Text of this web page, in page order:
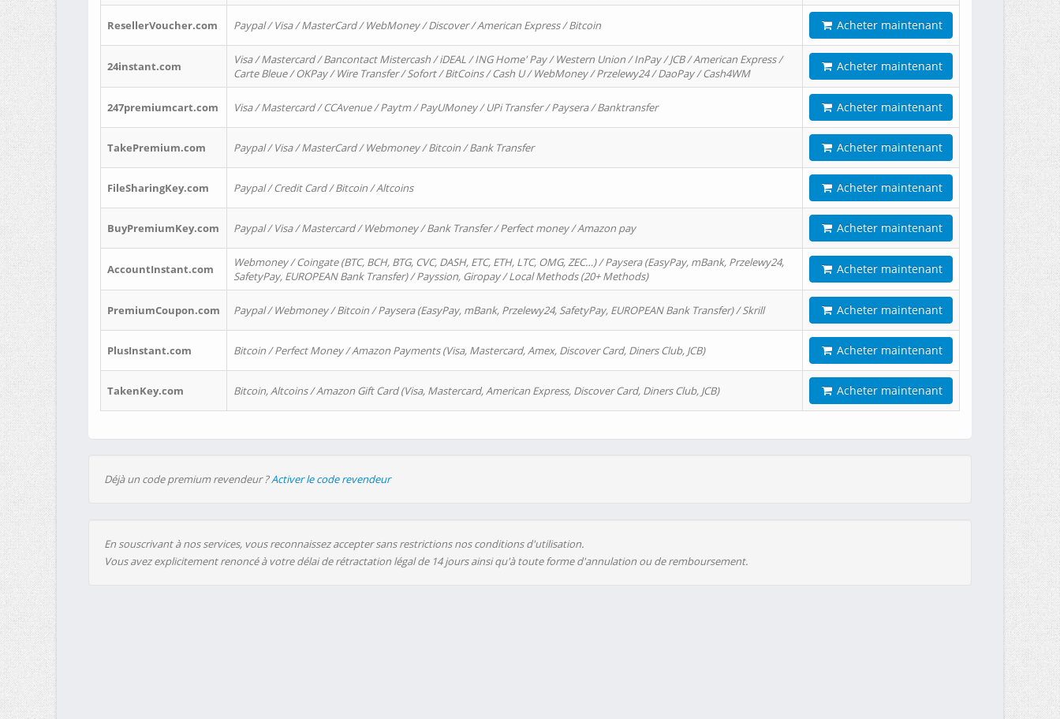
ResellerVoucher.com Paypal / Visa / MasterCard / WebMoney / Discover / American Express / Bitcoin Acheter maintenant
24instant.com
Visa / Mastercard / Bancontact Mistercash / iDEAL / ING Home' Pay / Western Union / InPay / JCB / American Express /
Carte Bleue / OKPay / Wire Transfer / Sofort / BitCoins / Cash U / WebMoney / Przelewy24 / DaoPay / Cash4WM
Acheter maintenant
247premiumcart.com Visa / Mastercard / CCAvenue / Paytm / PayUMoney / UPi Transfer / Paysera / Banktransfer Acheter maintenant
TakePremium.com Paypal / Visa / MasterCard / Webmoney / Bitcoin / Bank Transfer Acheter maintenant
FileSharingKey.com Paypal / Credit Card / Bitcoin / Altcoins Acheter maintenant
BuyPremiumKey.com Paypal / Visa / Mastercard / Webmoney / Bank Transfer / Perfect money / Amazon pay Acheter maintenant
AccountInstant.com
Webmoney / Coingate (BTC, BCH, BTG, CVC, DASH, ETC, ETH, LTC, OMG, ZEC…) / Paysera (EasyPay, mBank, Przelewy24,
SafetyPay, EUROPEAN Bank Transfer) / Payssion, Giropay / Local Methods (20+ Methods)
Acheter maintenant
PremiumCoupon.com Paypal / Webmoney / Bitcoin / Paysera (EasyPay, mBank, Przelewy24, SafetyPay, EUROPEAN Bank Transfer) / Skrill Acheter maintenant
PlusInstant.com Bitcoin / Perfect Money / Amazon Payments (Visa, Mastercard, Amex, Discover Card, Diners Club, JCB) Acheter maintenant
TakenKey.com Bitcoin, Altcoins / Amazon Gift Card (Visa, Mastercard, American Express, Discover Card, Diners Club, JCB) Acheter maintenant
Déjà un code premium revendeur ?Activer le code revendeur
En souscrivant à nos services, vous reconnaissez accepter sans restrictions nos conditions d'utilisation.
Vous avez explicitement renoncé à votre délai de rétractation légal de 14 jours ainsi qu'à toute forme d'annulation ou de remboursement.